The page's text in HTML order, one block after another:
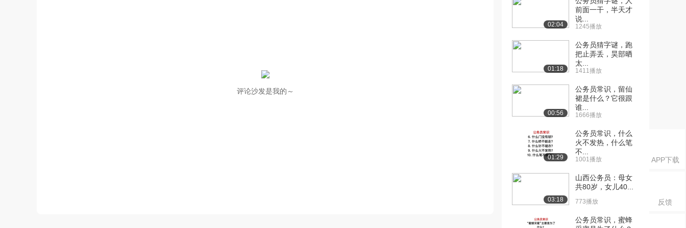
APP下载
反馈
评论沙发是我的～
02:04
前面一干，半天才
说...
1245播放
01:18
公务员猜字谜，跑
把止弄丢，昊部晒
太...
1411播放
00:56
公务员常识，留仙
裙是什么？它很跟
谁...
1666播放
01:29
公务员常识，什么
火不发热，什么笔
不...
1001播放
03:18
山西公务员：母女
共80岁，女儿40...
773播放
公务员常识，蜜蜂